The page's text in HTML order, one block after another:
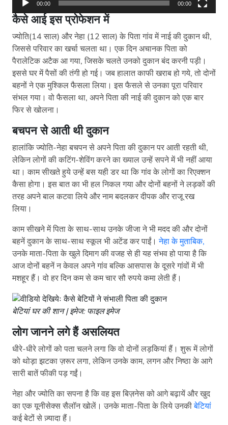
00:00 00:00
कैसे आई इस प्रोफेशन में
ज्योति(14 साल) और नेहा (12 साल) के पिता गांव में नाई की दुकान थी,
जिससे परिवार का खर्चा चलता था। एक दिन अचानक पिता को
पैरालेटिक अटैक आ गया, जिसके चलते उनको दुकान बंद करनी पड़ी।
इससे घर में पैसों की तंगी हो गई। जब हालात काफी खराब हो गये, तो दोनों
बहनों ने एक मुश्किल फैसला लिया। इस फैसले से उनका पूरा परिवार
संभल गया। वो फैसला था, अपने पिता की नाई की दुकान को एक बार
फिर से खोलना।
बचपन से आती थी दुकान
हालांकि ज्योति-नेहा बचपन से अपने पिता की दुकान पर आती रहती थी,
लेकिन लोगों की कटिंग-शेविंग करने का ख्याल उन्हें सपने में भी नहीं आया
था। काम सीखते हुये उन्हें बस यही डर था कि गांव के लोगों का रिएक्शन
कैसा होगा। इस बात का भी हल निकल गया और दोनों बहनों ने लड़कों की
तरह अपने बाल कटवा लिये और नाम बदलकर दीपक और राजू रख
लिया।
काम सीखने में पिता के साथ-साथ उनके जीजा ने भी मदद की और दोनों
बहनें दुकान के साथ-साथ स्कूल भी अटेंड कर पाईं।नेहा के मुताबिक,
उनके माता-पिता के खुले दिमाग की वजह से ही यह संभव हो पाया है कि
आज दोनों बहनें न केवल अपने गांव बल्कि आसपास के दूसरे गांवों में भी
मशहूर हैं। वो हर दिन कम से कम चार सौ रुपये कमा लेती हैं।
बेटियां घर की शान | इमेज: फाइल इमेज
लोग जानने लगे हैं असलियत
धीरे-धीरे लोगों को पता चलने लगा कि वो दोनों लड़कियां हैं। शुरू में लोगों
को थोड़ा झटका ज़रूर लगा, लेकिन उनके काम, लगन और निष्ठा के आगे
सारी बातें फीकी पड़ गईं।
नेहा और ज्योति का सपना है कि वह इस बिज़नेस को आगे बढ़ायें और खुद
का एक यूनीसेक्स सैलॉन खोलें। उनके माता-पिता के लिये उनकीबेटियां
कई बेटों से ज़्यादा हैं।